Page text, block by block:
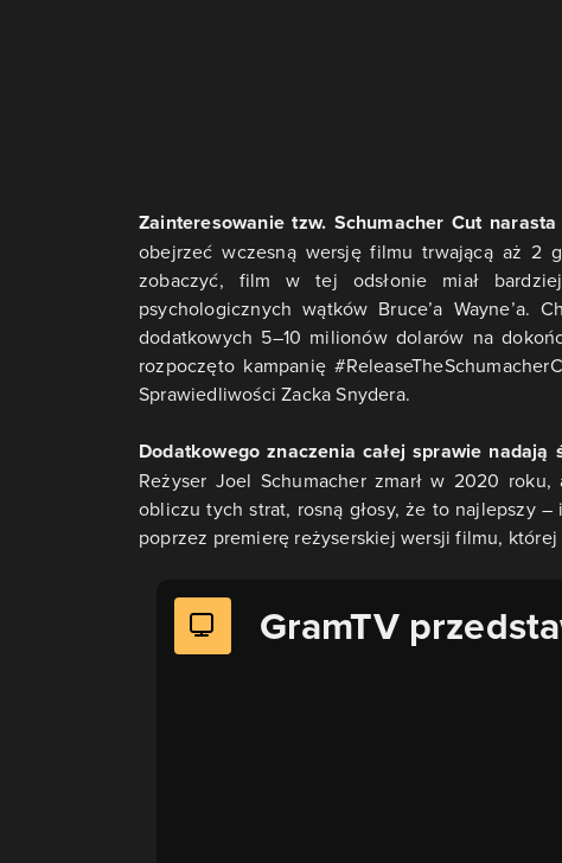
Zainteresowanie tzw. Schumacher Cut
obejrzeć wczesną wersję filmu trwającą aż
zobaczyć, film w tej odsłonie miał
psychologicznych wątków Bruce’a Wayne’a.
dodatkowych 5–10 milionów dolarów na
rozpoczęto kampanię
Sprawiedliwości Zacka Snydera.
Dodatkowego znaczenia całej sprawie
Reżyser Joel Schumacher zmarł w 2020
obliczu tych strat, rosną głosy, że to najlepszy
poprzez premierę reżyserskiej wersji filmu,
GramTV